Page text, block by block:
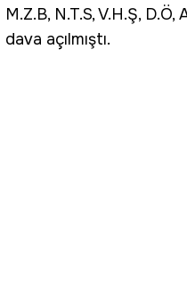
M.Z.B, N.T.S, V.H.Ş,
dava açılmıştı.